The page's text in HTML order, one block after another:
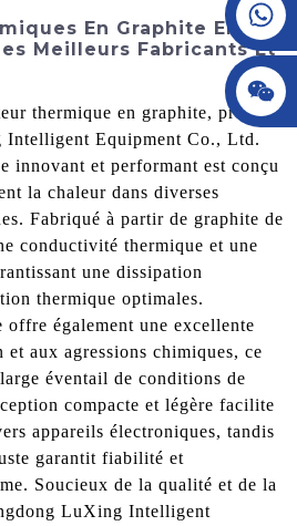
En Graphite En
Meilleurs Fabricants Et
thermique en graphite, produit
Intelligent Equipment Co., Ltd.
innovant et performant est conçu
la chaleur dans diverses
Fabriqué à partir de graphite de
conductivité thermique et une
une dissipation
thermique optimales.
également une excellente
et aux agressions chimiques, ce
éventail de conditions de
compacte et légère facilite
appareils électroniques, tandis
garantit fiabilité et
Soucieux de la qualité et de la
LuXing Intelligent